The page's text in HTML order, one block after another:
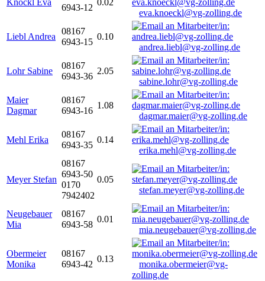
Knöckl Eva
6943-12
0.02
eva.knoeckl@vg-zolling.de
Liebl Andrea
08167
6943-15
0.10
andrea.liebl@vg-zolling.de
Lohr Sabine
08167
6943-36
2.05
sabine.lohr@vg-zolling.de
Maier
Dagmar
08167
6943-16
1.08
dagmar.maier@vg-zolling.de
Mehl Erika
08167
6943-35
0.14
erika.mehl@vg-zolling.de
Meyer Stefan
08167
6943-50
0170
7942402
0.05
stefan.meyer@vg-zolling.de
Neugebauer
Mia
08167
6943-58
0.01
mia.neugebauer@vg-zolling.de
Obermeier
Monika
08167
6943-42
0.13
monika.obermeier@vg-
zolling.de